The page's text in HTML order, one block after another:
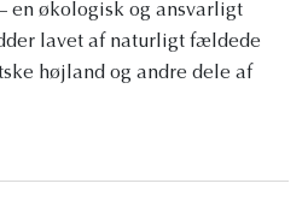
en økologisk og ansvarligt
lavet af naturligt fældede
højland og andre dele af